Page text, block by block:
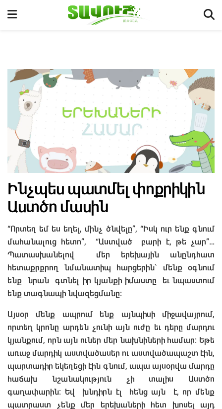
Ինչպես պատմել փոքրիկին
Աստծո մասին
“Որտեղ եմ ես եղել, մինչ ծնվելը”, “Իսկ ուր ենք գնում
մահանալուց հետո”, “Աստված բարի է, թե չար”…
Պատասխանելով մեր երեխային անընդհատ
հետաքրքրող նմանատիպ հարցերին` մենք օգնում
ենք նրան գտնել իր կյանքի իմաստը եւ նպաստում
ենք տագնապի նվազեցմանը։
Այսօր մենք ապրում ենք այնպիսի միջավայրում,
որտեղ կրոնը արդեն չունի այն ուժը եւ դերը մարդու
կյանքում, որն այն ուներ մեր նախնիների համար։ Եթե
առաջ մարդիկ աստվածասեր ու աստվածապաշտ էին,
պարտադիր եկեղեցի էին գնում, ապա այսօրվա մարդը
հաճախ նշանակություն չի տալիս Աստծո
գաղափարին։ Եվ խնդիրն էլ հենց այն է, որ մենք
պատրաստ չենք մեր երեխաների հետ խոսել այդ